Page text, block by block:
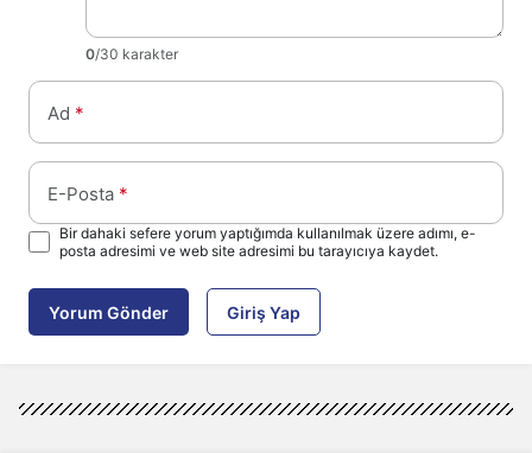
0/30 karakter
Ad *
E-Posta *
Bir dahaki sefere yorum yaptığımda kullanılmak üzere adımı, e-
posta adresimi ve web site adresimi bu tarayıcıya kaydet.
Yorum Gönder Giriş Yap